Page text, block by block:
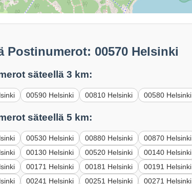
Postinumerot: 00570 Helsinki
säteellä 3 km:
00590 Helsinki 00810 Helsinki 00580 Helsinki
säteellä 5 km:
00530 Helsinki 00880 Helsinki 00870 Helsinki
00130 Helsinki 00520 Helsinki 00140 Helsinki
00171 Helsinki 00181 Helsinki 00191 Helsinki
00241 Helsinki 00251 Helsinki 00271 Helsinki